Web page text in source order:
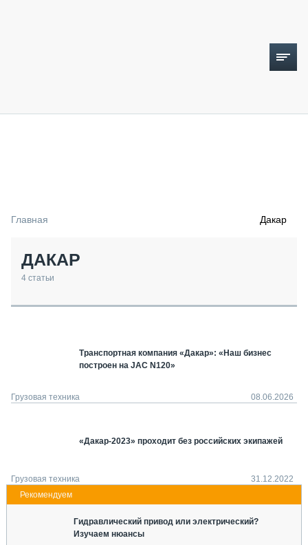
ТЕХНИКА КРУПНЫМ ПЛАНОМ
МЕРОПРИЯТИЯ
О ПРОЕКТЕ
Главная Дакар
ДАКАР
4 статьи
Транспортная компания «Дакар»: «Наш бизнес
построен на JAC N120»
Грузовая техника 08.06.2026
«Дакар-2023» проходит без российских экипажей
Грузовая техника 31.12.2022
Гидравлический привод или электрический?
Изучаем нюансы